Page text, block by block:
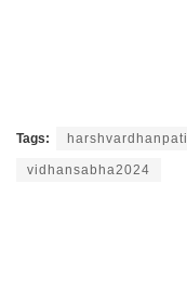
Tags: harshvardhanpatil
vidhansabha2024